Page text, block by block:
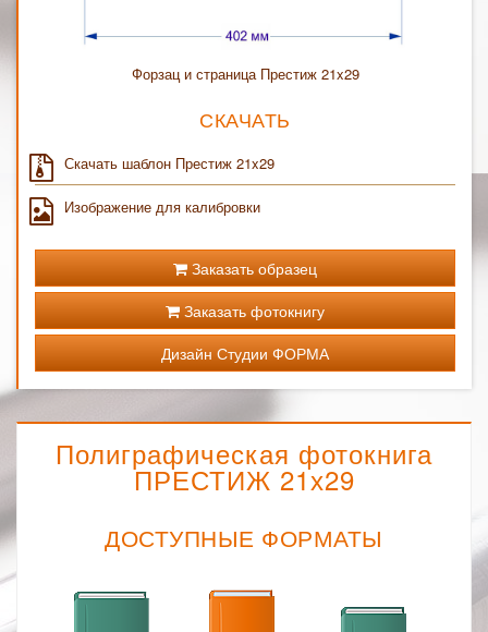
Форзац и страница Престиж 21x29
СКАЧАТЬ
Скачать шаблон Престиж 21x29
Изображение для калибровки
Заказать образец
Заказать фотокнигу
Дизайн Студии ФОРМА
Полиграфическая фотокнига
ПРЕСТИЖ 21х29
ДОСТУПНЫЕ ФОРМАТЫ